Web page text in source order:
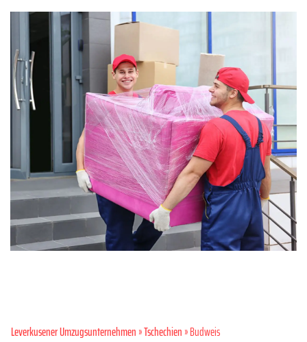
Leverkusener Umzugsunternehmen»Tschechien» Budweis